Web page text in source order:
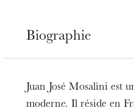
Biographie
Juan José Mosalini est
moderne. Il réside en